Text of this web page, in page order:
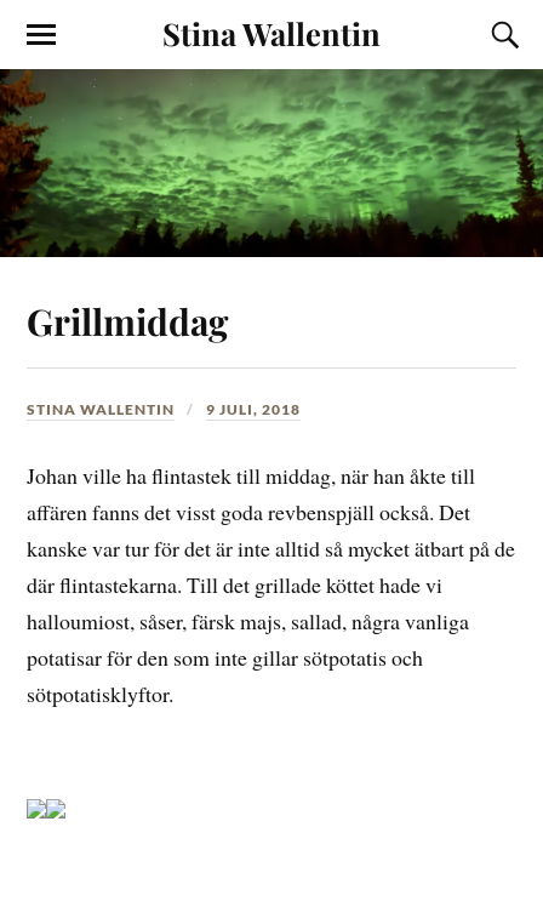
Stina Wallentin
Grillmiddag
STINA WALLENTIN 9 JULI, 2018
Johan ville ha flintastek till middag, när han åkte till
affären fanns det visst goda revbenspjäll också. Det
kanske var tur för det är inte alltid så mycket ätbart på de
där flintastekarna. Till det grillade köttet hade vi
halloumiost, såser, färsk majs, sallad, några vanliga
potatisar för den som inte gillar sötpotatis och
sötpotatisklyftor.